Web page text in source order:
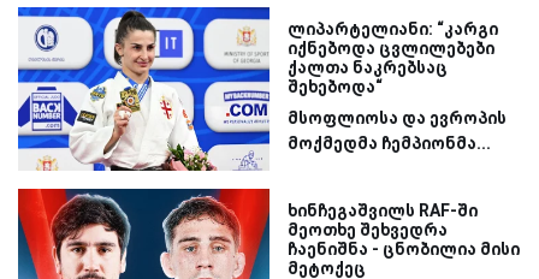
ლიპარტელიანი: “კარგი
იქნებოდა ცვლილებები
ქალთა ნაკრებსაც
შეხებოდა“
მსოფლიოსა და ევროპის
მოქმედმა ჩემპიონმა...
ხინჩეგაშვილს RAF-ში
მეოთხე შეხვედრა
ჩაენიშნა - ცნობილია მისი
მეტოქეც